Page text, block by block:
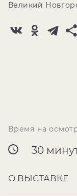
Великий
Время на
30
О ВЫСТАВКЕ